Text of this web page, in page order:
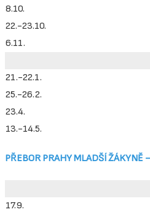
8.10.
22.-23.10.
6.11.
21.-22.1.
25.-26.2.
23.4.
13.-14.5.
PŘEBOR PRAHY MLADŠÍ ŽÁKYNĚ
17.9.